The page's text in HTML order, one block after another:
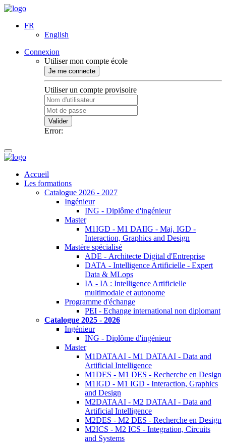
FR
English
Connexion
Utiliser mon compte école
Je me connecte
Utiliser un compte provisoire
Valider
Error:
Accueil
Les formations
Catalogue 2026 - 2027
Ingénieur
ING - Diplôme d'ingénieur
Master
M1IGD - M1 DAIIG - Maj. IGD -
Interaction, Graphics and Design
Mastère spécialisé
ADE - Architecte Digital d'Entreprise
DATA - Intelligence Artificielle - Expert
Data & MLops
IA - IA : Intelligence Artificielle
multimodale et autonome
Programme d'échange
PEI - Echange international non diplomant
Catalogue 2025 - 2026
Ingénieur
ING - Diplôme d'ingénieur
Master
M1DATAAI - M1 DATAAI - Data and
Artificial Intelligence
M1DES - M1 DES - Recherche en Design
M1IGD - M1 IGD - Interaction, Graphics
and Design
M2DATAAI - M2 DATAAI - Data and
Artificial Intelligence
M2DES - M2 DES - Recherche en Design
M2ICS - M2 ICS - Integration, Circuits
and Systems